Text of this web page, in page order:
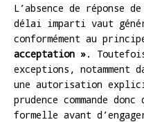
L’absence de réponse
délai imparti vaut
conformément au
acceptation ».
exceptions, notamment
une autorisation
prudence commande
formelle avant